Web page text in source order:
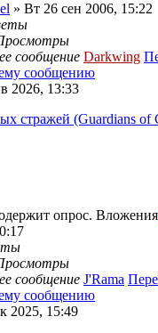
» Вт 26 сен 2006, 15:22
сообщение Darkwing
сообщению
2026, 13:33
стражей (Guardians of
опрос. Вложения
сообщение J'Rama
сообщению
2025, 15:49